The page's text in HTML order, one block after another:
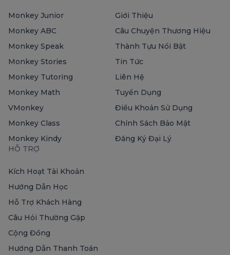
Monkey Junior
Monkey ABC
Monkey Speak
Monkey Stories
Monkey Tutoring
Monkey Math
VMonkey
Monkey Class
Monkey Kindy
Giới Thiệu
Câu Chuyện Thương Hiệu
Thành Tựu Nổi Bật
Tin Tức
Liên Hệ
Tuyển Dụng
Điều Khoản Sử Dụng
Chính Sách Bảo Mật
Đăng Ký Đại Lý
HỖ TRỢ
Kích Hoạt Tài Khoản
Hướng Dẫn Học
Hỗ Trợ Khách Hàng
Câu Hỏi Thường Gặp
Cộng Đồng
Hướng Dẫn Thanh Toán